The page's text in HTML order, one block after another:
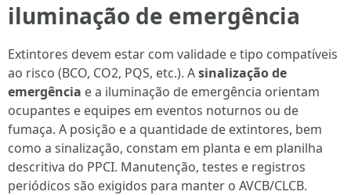
iluminação de emergência
Extintores devem estar com validade e tipo compatíveis
ao risco (BCO, CO2, PQS, etc.). Asinalização de
emergência e a iluminação de emergência orientam
ocupantes e equipes em eventos noturnos ou de
fumaça. A posição e a quantidade de extintores, bem
como a sinalização, constam em planta e em planilha
descritiva do PPCI. Manutenção, testes e registros
periódicos são exigidos para manter o AVCB/CLCB.